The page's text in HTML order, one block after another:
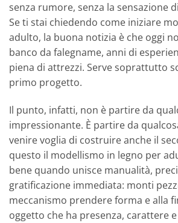
senza rumore, senza la sensazione
Se ti stai chiedendo come iniziare
adulto, la buona notizia è che oggi
banco da falegname, anni di
piena di attrezzi. Serve soprattutto
primo progetto.
Il punto, infatti, non è partire da
impressionante. È partire da
venire voglia di costruire anche il
questo il modellismo in legno per
bene quando unisce manualità,
gratificazione immediata: monti
meccanismo prendere forma e alla
oggetto che ha presenza, carattere